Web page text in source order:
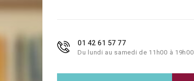
01 42 61 57 77
Du lundi au samedi de 11h00 à 19h00